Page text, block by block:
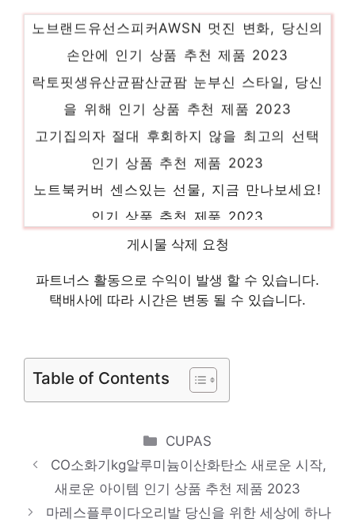
노브랜드유선스피커AWSN 멋진 변화, 당신의
퐁퐁카네이션용돈박스 지금이 당신의 시간입
후그부수영복 제한된 시간, 무한한 가치 인기
세요 인기 상품 추천 제품 2023
게시물 삭제 요청
파트너스 활동으로 수익이 발생 할 수 있습니다.
택배사에 따라 시간은 변동 될 수 있습니다.
Table of Contents
Categories
CUPAS
CO소화기kg알루미늄이산화탄소 새로운 시작,
새로운 아이템 인기 상품 추천 제품 2023
마레스플루이다오리발 당신을 위한 세상에 하나